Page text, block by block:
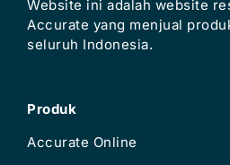
Website ini adalah website
Accurate yang menjual
seluruh Indonesia.
Produk
Accurate Online